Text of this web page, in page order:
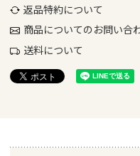
返品特約について
商品についてのお問い合
送料について